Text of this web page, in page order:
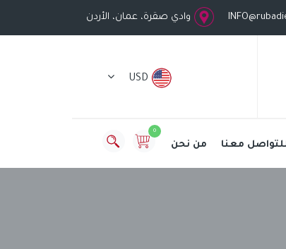
وادي صقرة، عمان، الأردن
USD
0
معنا من نحن